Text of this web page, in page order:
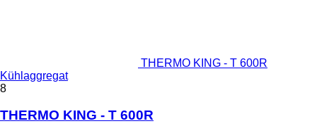
THERMO KING - T 600R
Kühlaggregat
8
THERMO KING - T 600R